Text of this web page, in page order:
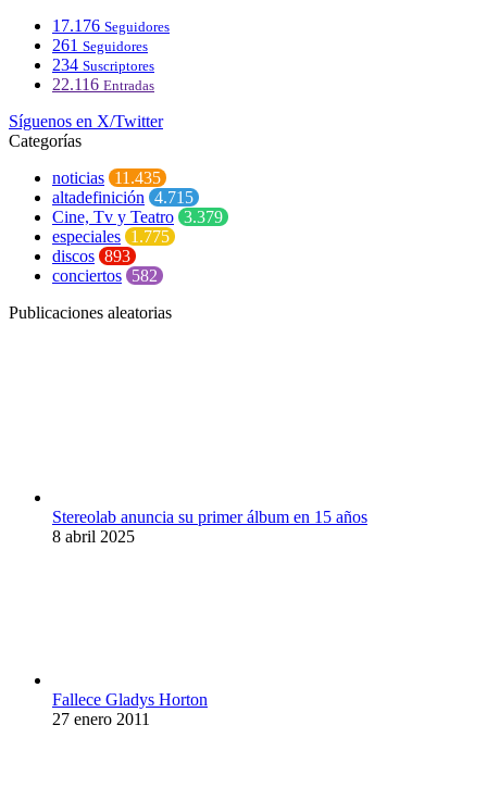
17.176 Seguidores
261 Seguidores
234 Suscriptores
22.116 Entradas
Síguenos en X/Twitter
Categorías
noticias 11.435
altadefinición 4.715
Cine, Tv y Teatro 3.379
especiales 1.775
discos 893
conciertos 582
Publicaciones aleatorias
Stereolab anuncia su primer álbum en 15 años
8 abril 2025
Fallece Gladys Horton
27 enero 2011